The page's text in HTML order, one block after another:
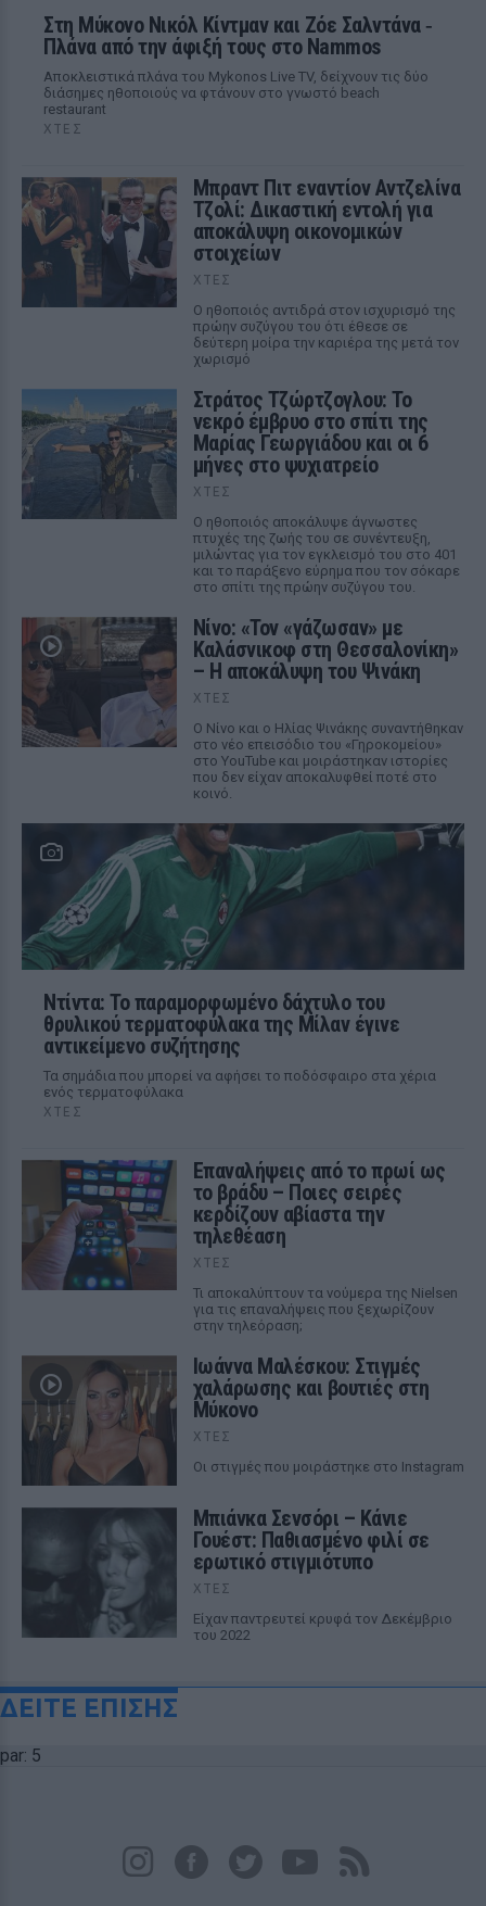
Στη Μύκονο Νικόλ Κίντμαν και Ζόε Σαλντάνα ‑
Πλάνα από την άφιξή τους στο Nammos
Αποκλειστικά πλάνα του Mykonos Live TV, δείχνουν τις δύο
διάσημες ηθοποιούς να φτάνουν στο γνωστό beach
restaurant
ΧΤΕΣ
Μπραντ Πιτ εναντίον Αντζελίνα
Τζολί: Δικαστική εντολή για
αποκάλυψη οικονομικών
στοιχείων
ΧΤΕΣ
Ο ηθοποιός αντιδρά στον ισχυρισμό της
πρώην συζύγου του ότι έθεσε σε
δεύτερη μοίρα την καριέρα της μετά τον
χωρισμό
Στράτος Τζώρτζογλου: Το
νεκρό έμβρυο στο σπίτι της
Μαρίας Γεωργιάδου και οι 6
μήνες στο ψυχιατρείο
ΧΤΕΣ
Ο ηθοποιός αποκάλυψε άγνωστες
πτυχές της ζωής του σε συνέντευξη,
μιλώντας για τον εγκλεισμό του στο 401
και το παράξενο εύρημα που τον σόκαρε
στο σπίτι της πρώην συζύγου του.
Νίνο: «Τον «γάζωσαν» με
Καλάσνικοφ στη Θεσσαλονίκη»
– Η αποκάλυψη του Ψινάκη
ΧΤΕΣ
Ο Νίνο και ο Ηλίας Ψινάκης συναντήθηκαν
στο νέο επεισόδιο του «Γηροκομείου»
στο YouTube και μοιράστηκαν ιστορίες
που δεν είχαν αποκαλυφθεί ποτέ στο
κοινό.
Ντίντα: Το παραμορφωμένο δάχτυλο του
θρυλικού τερματοφύλακα της Μίλαν έγινε
αντικείμενο συζήτησης
Τα σημάδια που μπορεί να αφήσει το ποδόσφαιρο στα χέρια
ενός τερματοφύλακα
ΧΤΕΣ
Επαναλήψεις από το πρωί ως
το βράδυ – Ποιες σειρές
κερδίζουν αβίαστα την
τηλεθέαση
ΧΤΕΣ
Τι αποκαλύπτουν τα νούμερα της Nielsen
για τις επαναλήψεις που ξεχωρίζουν
στην τηλεόραση;
Ιωάννα Μαλέσκου: Στιγμές
χαλάρωσης και βουτιές στη
Μύκονο
ΧΤΕΣ
Οι στιγμές που μοιράστηκε στο Instagram
Μπιάνκα Σενσόρι – Κάνιε
Γουέστ: Παθιασμένο φιλί σε
ερωτικό στιγμιότυπο
ΧΤΕΣ
Είχαν παντρευτεί κρυφά τον Δεκέμβριο
του 2022
ΔΕΙΤΕ ΕΠΙΣΗΣ
par: 5